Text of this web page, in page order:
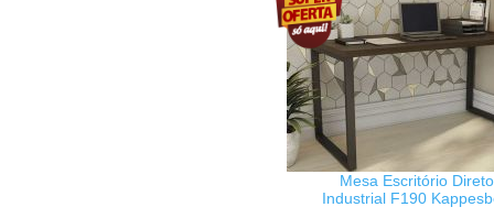
Mesa Escritório
Industrial F190